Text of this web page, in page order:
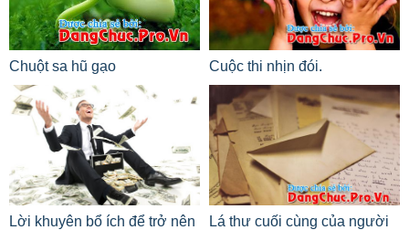
Chuột sa hũ gạo Cuộc thi nhịn đói.
Lời khuyên bổ ích để trở nên
Lá thư cuối cùng của người